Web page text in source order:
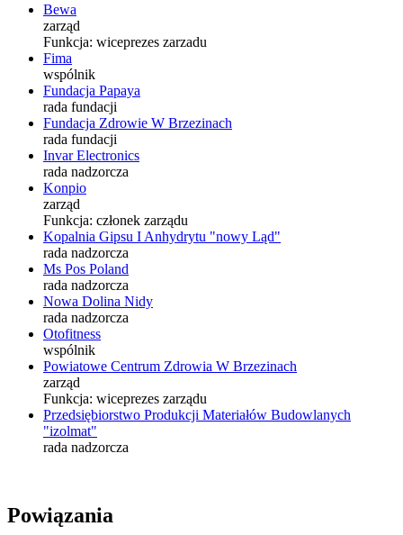
Bewa
zarząd
Funkcja: wiceprezes zarzadu
Fima
wspólnik
Fundacja Papaya
rada fundacji
Fundacja Zdrowie W Brzezinach
rada fundacji
Invar Electronics
rada nadzorcza
Konpio
zarząd
Funkcja: członek zarządu
Kopalnia Gipsu I Anhydrytu "nowy Ląd"
rada nadzorcza
Ms Pos Poland
rada nadzorcza
Nowa Dolina Nidy
rada nadzorcza
Otofitness
wspólnik
Powiatowe Centrum Zdrowia W Brzezinach
zarząd
Funkcja: wiceprezes zarządu
Przedsiębiorstwo Produkcji Materiałów Budowlanych
"izolmat"
rada nadzorcza
Powiązania